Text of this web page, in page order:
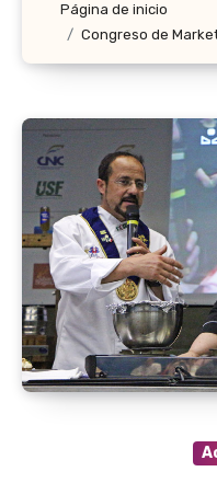
Página de inicio
Congreso de